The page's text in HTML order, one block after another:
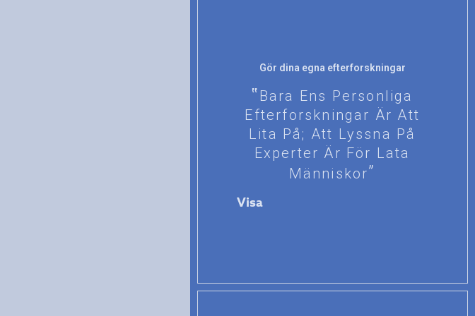
Gör dina egna efterforskningar
Bara Ens Personliga
Efterforskningar Är Att
Lita På; Att Lyssna På
Experter Är För Lata
Människor
Visa